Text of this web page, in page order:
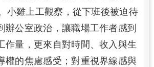
小雞上工觀察，從下班後被迫待
辦公室政治，讓職場工作者感到
作量，更來自對時間、收入與生
權的焦慮感受；對重視界線感與